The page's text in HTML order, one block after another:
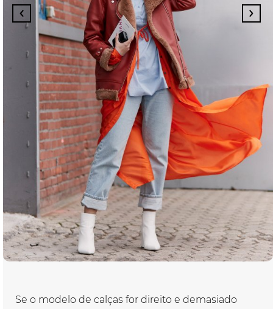
Se o modelo de calças for direito e demasiado